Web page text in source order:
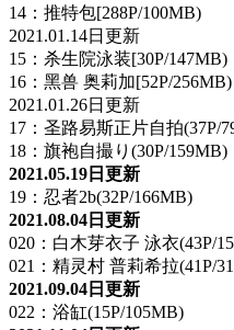
14：推特包[288P/100MB)
2021.01.14日更新
15：杀生院泳装[30P/147MB)
16：黑兽 奥莉加[52P/256MB)
2021.01.26日更新
17：圣路易斯正片自拍(37P/
18：旗袍自撮り(30P/159MB)
2021.05.19日更新
19：忍者2b(32P/166MB)
2021.08.04日更新
020：白木芽衣子 泳衣(43P/
021：精灵村 普莉希拉(41P/
2021.09.04日更新
022：浴缸(15P/105MB)